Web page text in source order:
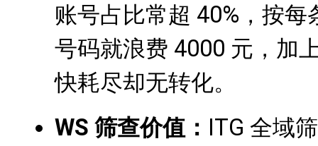
账号占比常超 40%，按
号码就浪费 4000 元，加
快耗尽却无转化。
WS 筛查价值： ITG 全域